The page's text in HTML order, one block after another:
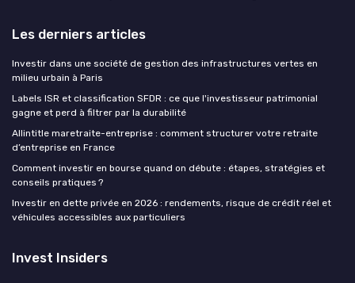
Les derniers articles
Investir dans une société de gestion des infrastructures vertes en
milieu urbain à Paris
Labels ISR et classification SFDR : ce que l'investisseur patrimonial
gagne et perd à filtrer par la durabilité
Allintitle maretraite-entreprise : comment structurer votre retraite
d’entreprise en France
Comment investir en bourse quand on débute : étapes, stratégies et
conseils pratiques ?
Investir en dette privée en 2026 : rendements, risque de crédit réel et
véhicules accessibles aux particuliers
Invest Insiders